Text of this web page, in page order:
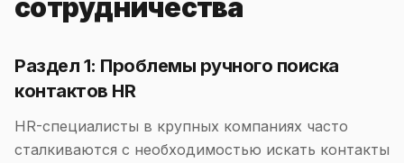
сотрудничества
Раздел 1: Проблемы ручного поиска
контактов HR
HR-специалисты в крупных компаниях часто
сталкиваются с необходимостью искать контакты